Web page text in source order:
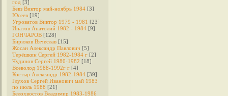
год [3]
Бевз Виктор май-ноябрь 1984 [3]
Юсеев [19]
Угроватов Виктор 1979 - 1981 [23]
Ипатов Анатолий 1982 - 1984 [9]
ГОНЧАРОВ [128]
Бирюков Вячеслав [15]
Жосан Александр Павлович [5]
Терёшкин Сергей 1982-1984 г [2]
Чудинов Сергей 1980-1982 [18]
Всеволод 1988-1992г г [4]
Костыр Александр 1982-1984 [39]
Глухов Сергей Иванович май 1983
по июль 1988 [21]
Белохвостов Владимир 1983-1986